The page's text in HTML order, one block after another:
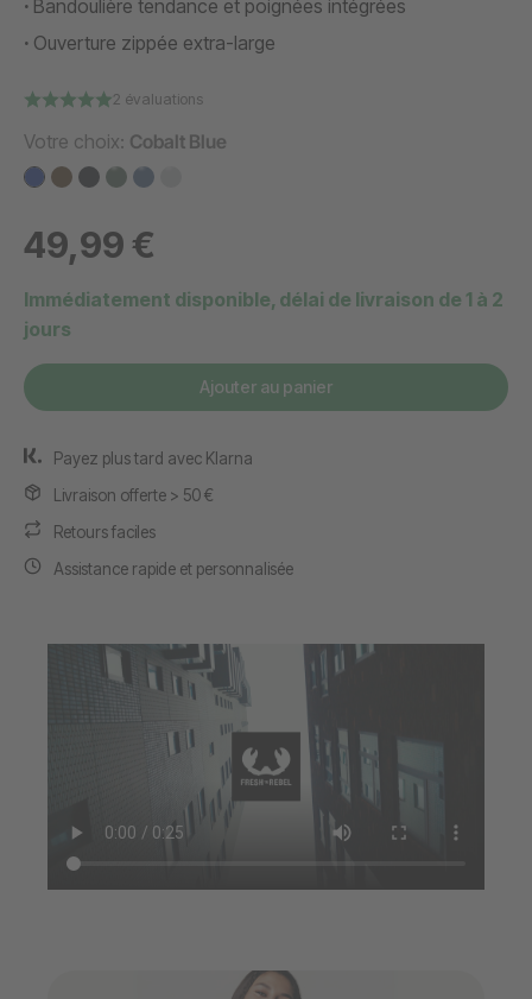
Bandoulière tendance et poignées intégrées
Ouverture zippée extra-large
2 évaluations
Votre choix: Cobalt Blue
49,99 €
Immédiatement disponible, délai de livraison de 1 à 2
jours
Ajouter au panier
Payez plus tard avec Klarna
Livraison offerte > 50 €
Retours faciles
Assistance rapide et personnalisée